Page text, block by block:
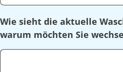
Wie sieht die aktuelle
warum möchten Sie